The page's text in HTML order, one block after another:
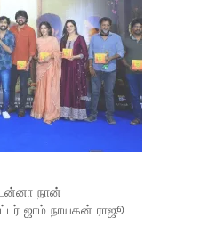
நான்
ஜாம் நாயகன் ராஜூ